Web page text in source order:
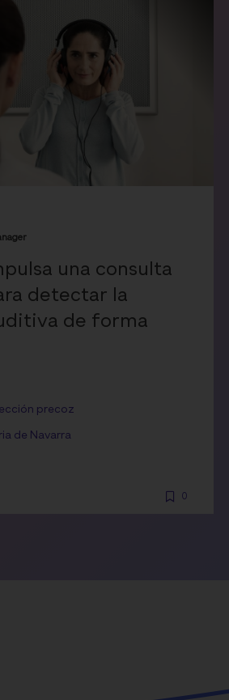
una consulta
detectar la
de forma
precoz
de Navarra
0